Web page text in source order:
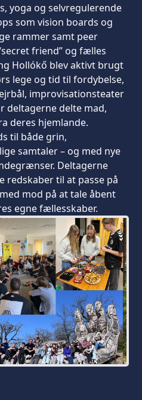
yoga og selvregulerende
som vision boards og
rammer samt peer
friend” og fælles
Hollókő blev aktivt brugt
lege og tid til fordybelse,
improvisationsteater
deltagerne delte mad,
deres hjemlande.
til både grin,
samtaler – og med nye
Deltagerne
redskaber til at passe på
mod på at tale åbent
egne fællesskaber.